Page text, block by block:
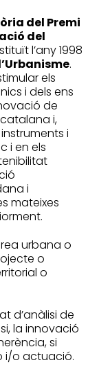
del Premi
del
l’any 1998
.
els
i dels ens
de
i,
i
i en els
i
mateixes
urbana o
o
o
d’anàlisi de
la innovació
si
i/o actuació.